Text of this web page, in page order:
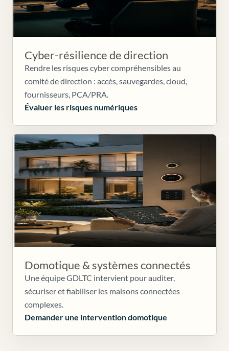
Cyber-résilience de direction
Rendre les risques cyber compréhensibles au
comité de direction : accès, sauvegardes, cloud,
fournisseurs, PCA/PRA.
Évaluer les risques numériques
Domotique & systèmes connectés
Une équipe GDLTC intervient pour auditer,
sécuriser et fiabiliser les maisons connectées
complexes.
Demander une intervention domotique